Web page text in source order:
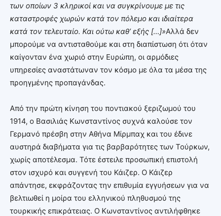
των οποίων 3 κληρικοί και να συγκρίνουμε με τις
καταστροφές χωρών κατά τον πόλεμο και ιδιαίτερα
κατά τον τελευταίο. Και ούτω καθ’ εξής […]»Αλλά δεν
μπορούμε να αντισταθούμε και στη διαπίστωση ότι όταν
καίγονταν ένα χωριό στην Ευρώπη, οι αρμόδιες
υπηρεσίες αναστάτωναν τον κόσμο με όλα τα μέσα της
προηγμένης προπαγάνδας.
Από την πρώτη κίνηση του ποντιακού ξεριζωμού του
1914, ο Βασιλιάς Κωνσταντίνος συχνά καλούσε τον
Γερμανό πρέσβη στην Αθήνα Μίρμπαχ και του έδινε
αυστηρά διαβήματα για τις βαρβαρότητες των Τούρκων,
χωρίς αποτέλεσμα. Τότε έστειλε προσωπική επιστολή
στον ισχυρό και συγγενή του Κάιζερ. Ο Κάιζερ
απάντησε, εκφράζοντας την επιθυμία εγγυήσεων για να
βελτιωθεί η μοίρα του ελληνικού πληθυσμού της
τουρκικής επικράτειας. Ο Κωνσταντίνος αντιλήφθηκε